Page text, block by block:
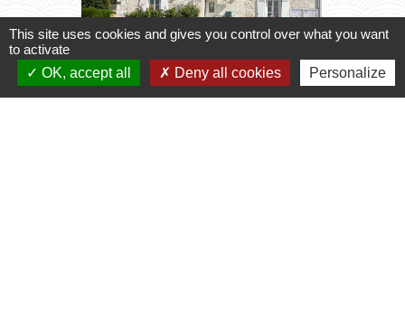
chevron_left chevron_right
This site uses cookies and gives you control over what you want
to activate
OK, accept all
Deny all cookies Personalize